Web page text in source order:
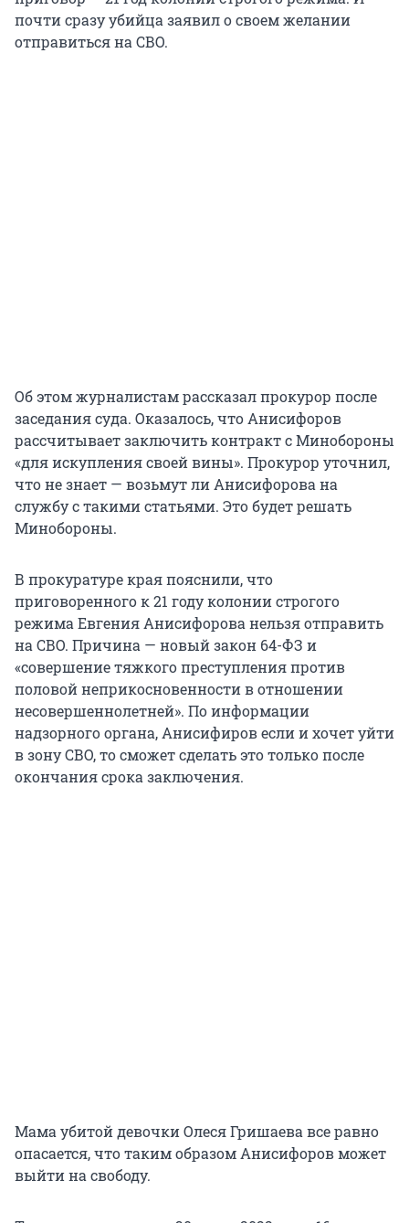
почти сразу убийца заявил о своем желании
отправиться на СВО.
Об этом журналистам рассказал прокурор после
заседания суда. Оказалось, что Анисифоров
рассчитывает заключить контракт с Минобороны
«для искупления своей вины». Прокурор уточнил,
что не знает — возьмут ли Анисифорова на
службу с такими статьями. Это будет решать
Минобороны.
В прокуратуре края пояснили, что
приговоренного к 21 году колонии строгого
режима Евгения Анисифорова нельзя отправить
на СВО. Причина — новый закон 64-ФЗ и
«совершение тяжкого преступления против
половой неприкосновенности в отношении
несовершеннолетней». По информации
надзорного органа, Анисифиров если и хочет уйти
в зону СВО, то сможет сделать это только после
окончания срока заключения.
Мама убитой девочки Олеся Гришаева все равно
опасается, что таким образом Анисифоров может
выйти на свободу.